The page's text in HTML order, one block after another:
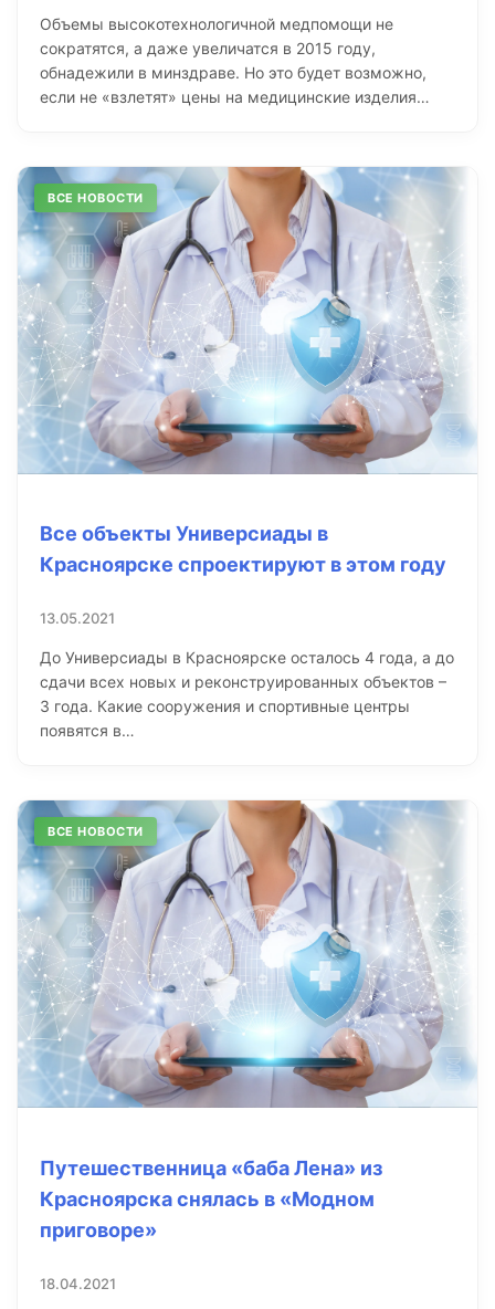
Объемы высокотехнологичной медпомощи не
сократятся, а даже увеличатся в 2015 году,
обнадежили в минздраве. Но это будет возможно,
если не «взлетят» цены на медицинские изделия…
ВСЕ НОВОСТИ
Все объекты Универсиады в
Красноярске спроектируют в этом году
13.05.2021
До Универсиады в Красноярске осталось 4 года, а до
сдачи всех новых и реконструированных объектов –
3 года. Какие сооружения и спортивные центры
появятся в…
ВСЕ НОВОСТИ
Путешественница «баба Лена» из
Красноярска снялась в «Модном
приговоре»
18.04.2021